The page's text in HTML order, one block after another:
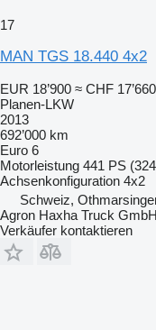
17
MAN TGS 18.440 4x2
EUR 18’900 ≈ CHF 17’660
Planen-LKW
2013
692’000 km
Euro 6
Motorleistung 441 PS
Achsenkonfiguration 4x2
Schweiz,
Agron Haxha Truck GmbH
Verkäufer kontaktieren